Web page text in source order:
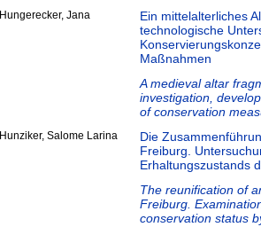
Hungerecker, Jana
Ein mittelalterliches
technologische
Maßnahmen
A medieval altar
investigation,
of conservation
Hunziker, Salome Larina
Die
Freiburg.
Erhaltungszustands
The reunification of
Freiburg.
conservation status